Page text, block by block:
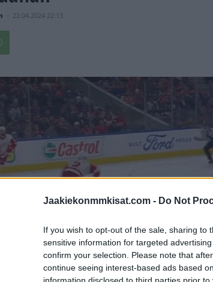
Jaakiekonmmkisat.com - Do Not
If you wish to opt-out of the sale, sharing
sensitive information for targeted
confirm your selection. Please note that
continue seeing interest-based ads based
- 22.04.2024 22:13